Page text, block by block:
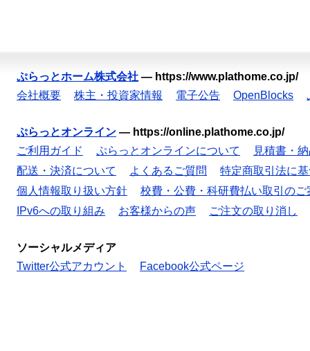
ぷらっとホーム株式会社 — https://www.plathome.co.jp/
会社概要
株主・投資家情報 電子公告 OpenBlocks
ぷらっとオンライン — https://online.plathome.co.jp/
ご利用ガイド
ぷらっとオンラインについて
見積書・
配送・決済について
よくあるご質問
特定商取引法に
個人情報取り扱い方針
校費・公費・科研費払い取引のご
IPv6への取り組み
お客様からの声 ご注文の取り消し
ソーシャルメディア
Twitter公式アカウント
Facebook公式ページ